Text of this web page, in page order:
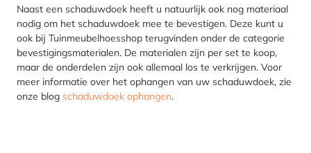
Naast een schaduwdoek heeft u natuurlijk ook nog materiaal
nodig om het schaduwdoek mee te bevestigen. Deze kunt u
ook bij Tuinmeubelhoesshop terugvinden onder de categorie
bevestigingsmaterialen. De materialen zijn per set te koop,
maar de onderdelen zijn ook allemaal los te verkrijgen. Voor
meer informatie over het ophangen van uw schaduwdoek, zie
onze blog schaduwdoek ophangen.